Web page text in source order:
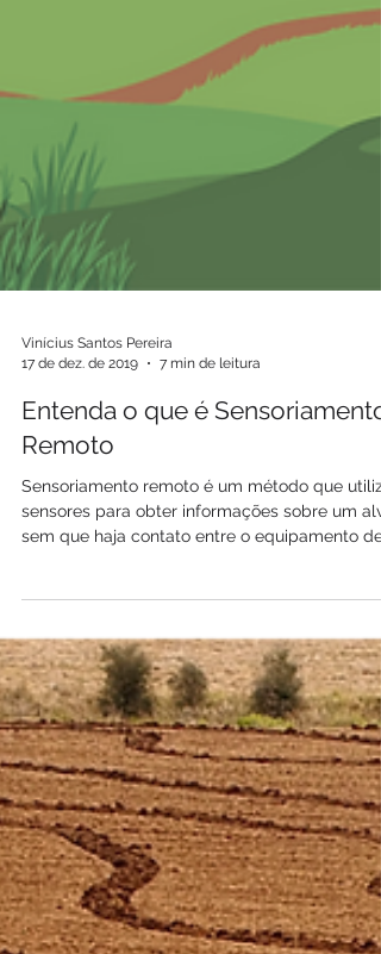
17 de dez. de 2019
7 min de leitura
Entenda o que é Sensoriamento
Remoto
Sensoriamento remoto é um método que
sensores para obter informações sobre um
mediç